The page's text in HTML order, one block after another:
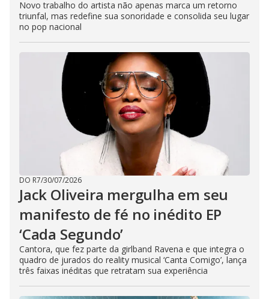
Novo trabalho do artista não apenas marca um retorno
triunfal, mas redefine sua sonoridade e consolida seu lugar
no pop nacional
DO R7/30/07/2026
Jack Oliveira mergulha em seu
manifesto de fé no inédito EP
‘Cada Segundo’
Cantora, que fez parte da girlband Ravena e que integra o
quadro de jurados do reality musical ‘Canta Comigo’, lança
três faixas inéditas que retratam sua experiência